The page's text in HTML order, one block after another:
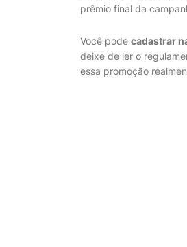
prêmio final da
Você pode cadastrar
deixe de ler o
essa promoção